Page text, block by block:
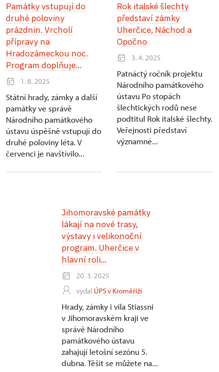
Památky vstupují do
druhé poloviny
prázdnin. Vrcholí
přípravy na
Hradozámeckou noc.
Program doplňuje...
1. 8. 2025
Státní hrady, zámky a další
památky ve správě
Národního památkového
ústavu úspěšně vstupují do
druhé poloviny léta. V
červenci je navštívilo...
Rok italské šlechty
představí zámky
Uherčice, Náchod a
Opočno
3. 4. 2025
Patnáctý ročník projektu
Národního památkového
ústavu Po stopách
šlechtických rodů nese
podtitul Rok italské šlechty.
Veřejnosti představí
významné...
Jihomoravské památky
lákají na nové trasy,
výstavy i velikonoční
program. Uherčice v
hlavní roli...
20. 3. 2025
vydal ÚPS v Kroměříži
Hrady, zámky i vila Stiassni
v Jihomoravském kraji ve
správě Národního
památkového ústavu
zahajují letošní sezónu 5.
dubna. Těšit se můžete na...